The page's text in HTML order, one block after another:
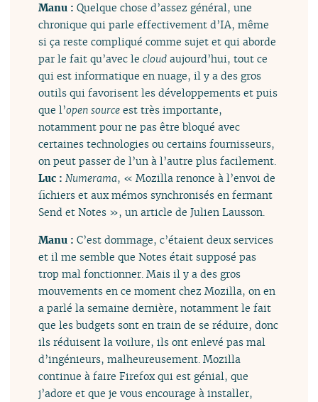
Manu :Quelque chose d’assez général, une
chronique qui parle effectivement d’IA, même
si ça reste compliqué comme sujet et qui aborde
par le fait qu’avec lecloud aujourd’hui, tout ce
qui est informatique en nuage, il y a des gros
outils qui favorisent les développements et puis
que l’open source est très importante,
notamment pour ne pas être bloqué avec
certaines technologies ou certains fournisseurs,
on peut passer de l’un à l’autre plus facilement.
Luc :Numerama, « Mozilla renonce à l’envoi de
fichiers et aux mémos synchronisés en fermant
Send et Notes », un article de Julien Lausson.
Manu :C’est dommage, c’étaient deux services
et il me semble que Notes était supposé pas
trop mal fonctionner. Mais il y a des gros
mouvements en ce moment chez Mozilla, on en
a parlé la semaine dernière, notamment le fait
que les budgets sont en train de se réduire, donc
ils réduisent la voilure, ils ont enlevé pas mal
d’ingénieurs, malheureusement. Mozilla
continue à faire Firefox qui est génial, que
j’adore et que je vous encourage à installer,